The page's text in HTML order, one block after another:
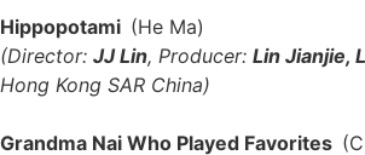
Hippopotami (He Ma)
(Director: JJ Lin, Producer: Lin Jianjie,
Hong Kong SAR China)
Grandma Nai Who Played Favorites